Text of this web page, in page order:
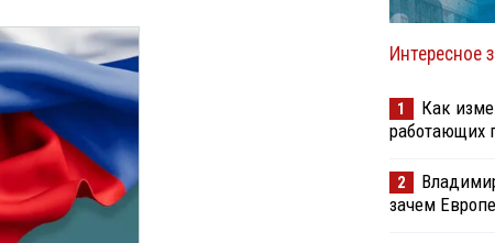
Интересное
1
Как
работающих
2
зачем